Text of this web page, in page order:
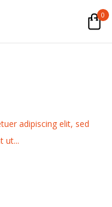
0
adipiscing elit, sed
ut...